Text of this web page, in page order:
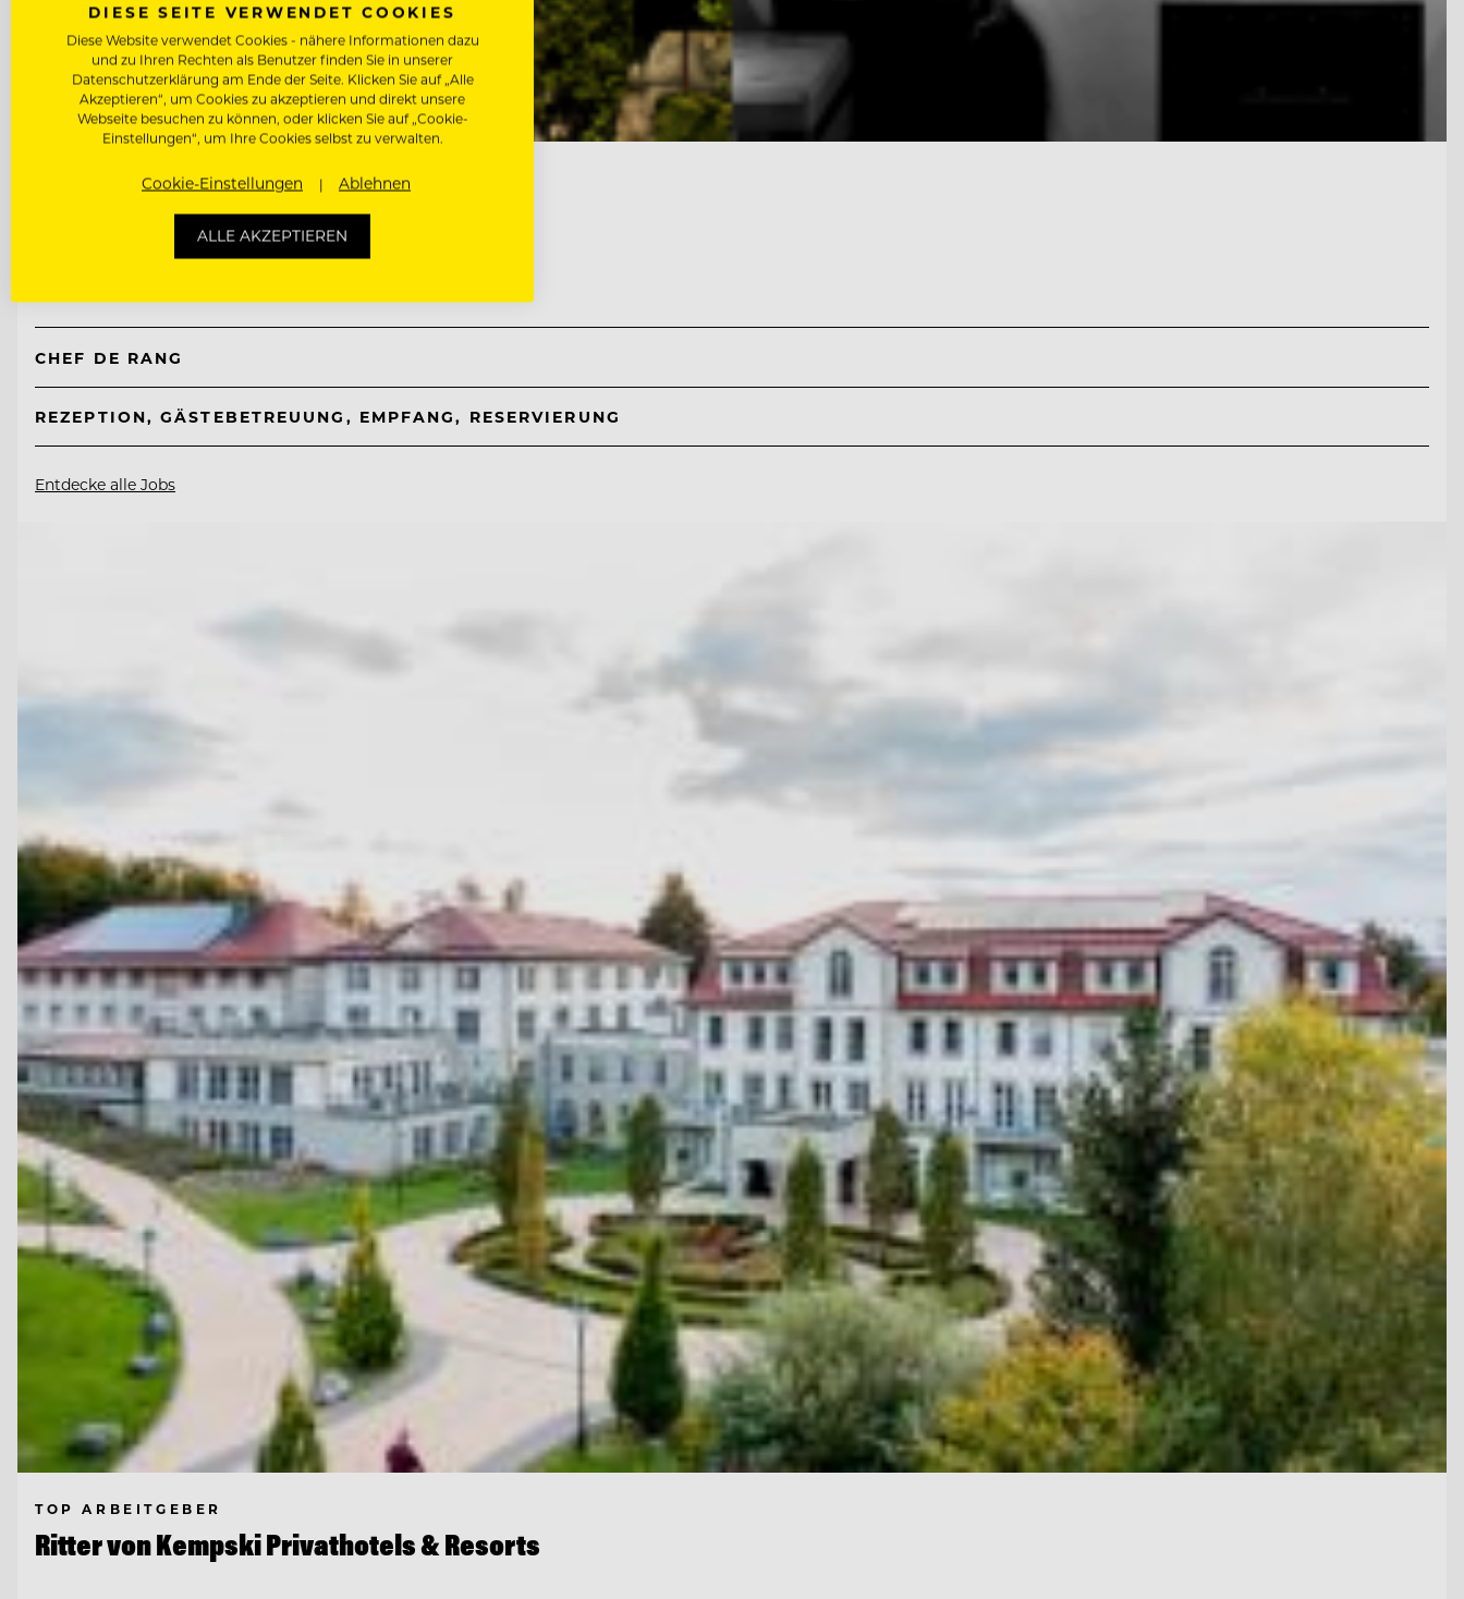
TOP ARBEITGEBER
Taubenkobel
CHEF DE RANG
REZEPTION, GÄSTEBETREUUNG, EMPFANG, RESERVIERUNG
Entdecke alle Jobs
TOP ARBEITGEBER
Ritter von Kempski Privathotels & Resorts
DIESE SEITE VERWENDET COOKIES
Diese Website verwendet Cookies - nähere Informationen dazu
und zu Ihren Rechten als Benutzer finden Sie in unserer
Datenschutzerklärung am Ende der Seite. Klicken Sie auf „Alle
Akzeptieren“, um Cookies zu akzeptieren und direkt unsere
Webseite besuchen zu können, oder klicken Sie auf „Cookie-
Einstellungen“, um Ihre Cookies selbst zu verwalten.
Cookie-Einstellungen Ablehnen
ALLE AKZEPTIEREN